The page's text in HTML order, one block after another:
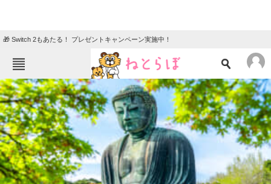
🎁 Switch 2もあたる！ プレゼントキャンペーン実施中！
ねとらぼメニュー
TOP ニュース
エンタメ クイズ
グルメ 地域
住まい 教育・育児